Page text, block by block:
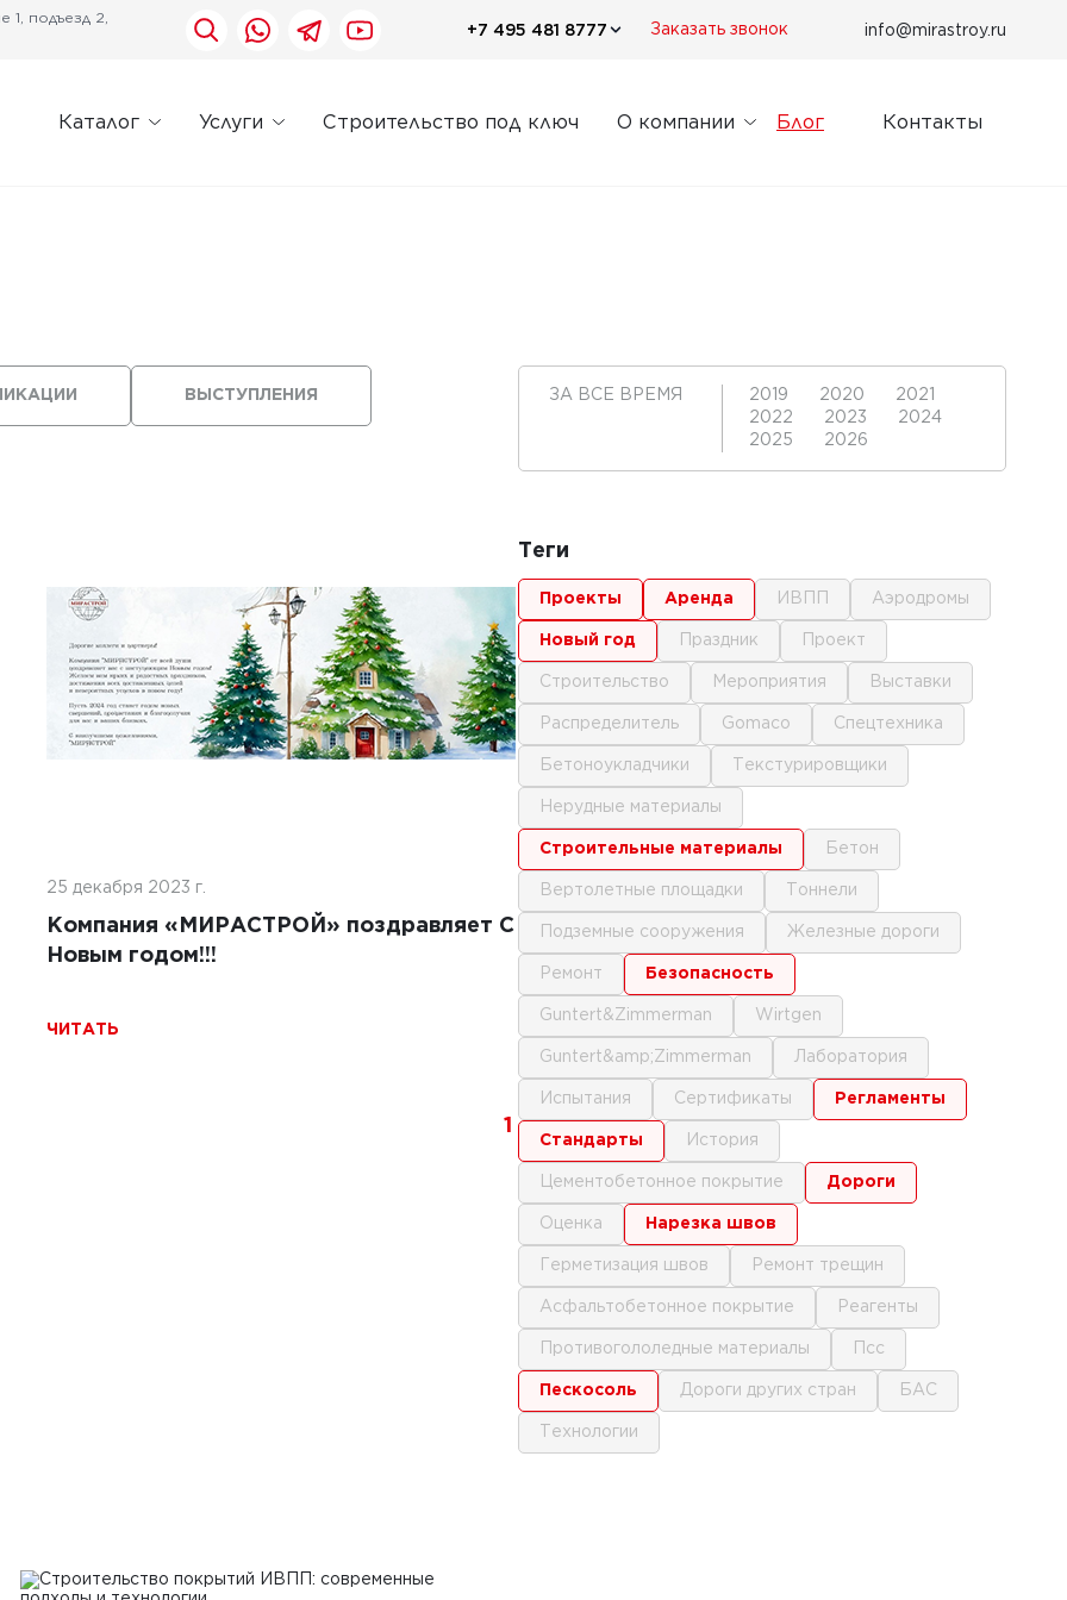
1, подъезд 2,
+7 495 481 8777 Заказать звонок info@mirastroy.ru
Каталог Услуги Строительство под ключ О компании Блог Контакты
ВЫСТУПЛЕНИЯ
25 декабря 2023 г.
Компания «МИРАСТРОЙ» поздравляет С
Новым годом!!!
ЧИТАТЬ
1
покрытий ИВПП:
подходы и технологии
ЗА ВСЕ ВРЕМЯ 2019 2020
2021
2022
2023
2024
2025
2026
Теги
проекты аренда ИВПП аэродромы
новый год праздник проект
строительство мероприятия выставки
распределитель gomaco спецтехника
бетоноукладчики текстурировщики
нерудные материалы
строительные материалы бетон
вертолетные площадки тоннели
подземные сооружения железные дороги
ремонт безопасность
Guntert&Zimmerman Wirtgen
Guntert&amp;Zimmerman лаборатория
испытания сертификаты регламенты
стандарты история
цементобетонное покрытие дороги
оценка нарезка швов
герметизация швов ремонт трещин
асфальтобетонное покрытие реагенты
противогололедные материалы псс
пескосоль дороги других стран БАС
технологии